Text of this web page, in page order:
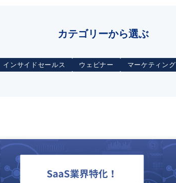
カテゴリーから選ぶ
インサイドセールス ウェビナー マーケティング